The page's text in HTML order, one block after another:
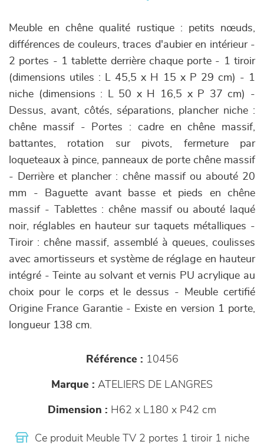
Meuble en chêne qualité rustique : petits nœuds,
différences de couleurs, traces d'aubier en intérieur -
2 portes - 1 tablette derrière chaque porte - 1 tiroir
(dimensions utiles : L 45,5 x H 15 x P 29 cm) - 1
niche (dimensions : L 50 x H 16,5 x P 37 cm) -
Dessus, avant, côtés, séparations, plancher niche :
chêne massif - Portes : cadre en chêne massif,
battantes, rotation sur pivots, fermeture par
loqueteaux à pince, panneaux de porte chêne massif
- Derrière et plancher : chêne massif ou abouté 20
mm - Baguette avant basse et pieds en chêne
massif - Tablettes : chêne massif ou abouté laqué
noir, réglables en hauteur sur taquets métalliques -
Tiroir : chêne massif, assemblé à queues, coulisses
avec amortisseurs et système de réglage en hauteur
intégré - Teinte au solvant et vernis PU acrylique au
choix pour le corps et le dessus - Meuble certifié
Origine France Garantie - Existe en version 1 porte,
longueur 138 cm.
Référence : 10456
Marque : ATELIERS DE LANGRES
Dimension : H62 x L180 x P42 cm
Ce produit Meuble TV 2 portes 1 tiroir 1 niche